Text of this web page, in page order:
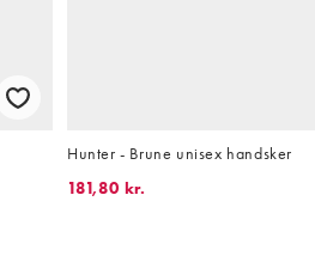
Hunter - Brune unisex handsker
181,80 kr.